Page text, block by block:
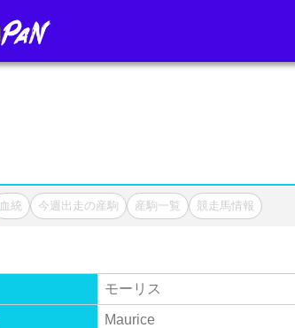
血統 今週出走の産駒 産駒一覧 競走馬情報
モーリス
Maurice